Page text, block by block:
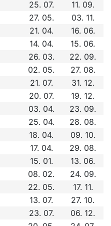
25. 07.
11. 09.
27. 05.
03. 11.
21. 04.
16. 06.
14. 04.
15. 06.
26. 03.
22. 09.
02. 05.
27. 08.
21. 07.
31. 12.
20. 07.
19. 12.
03. 04.
23. 09.
25. 04.
28. 08.
18. 04.
09. 10.
17. 04.
29. 08.
15. 01.
13. 06.
08. 02.
24. 09.
22. 05.
17. 11.
13. 07.
27. 10.
23. 07.
06. 12.